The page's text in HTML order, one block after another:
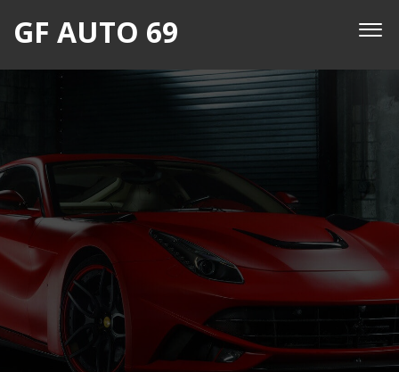
GF AUTO 69